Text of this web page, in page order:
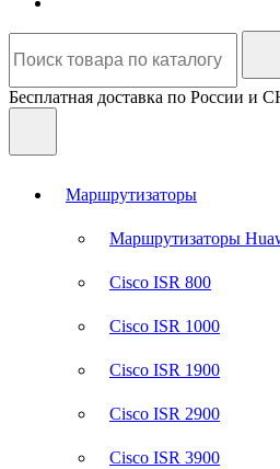
Бесплатная доставка по России и
Маршрутизаторы
Маршрутизаторы
Cisco ISR 800
Cisco ISR 1000
Cisco ISR 1900
Cisco ISR 2900
Cisco ISR 3900